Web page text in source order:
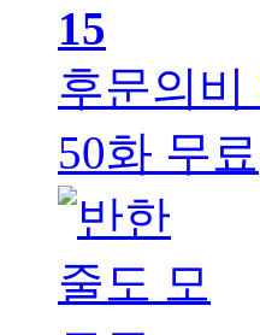
15
후문의비
50화 무료